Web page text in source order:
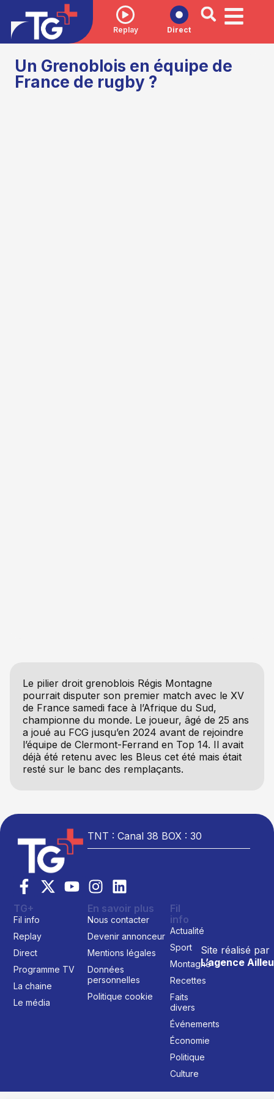
Replay Direct
Un Grenoblois en équipe de
France de rugby ?
Le pilier droit grenoblois Régis Montagne
pourrait disputer son premier match avec le XV
de France samedi face à l’Afrique du Sud,
championne du monde. Le joueur, âgé de 25 ans
a joué au FCG jusqu’en 2024 avant de rejoindre
l’équipe de Clermont-Ferrand en Top 14. Il avait
déjà été retenu avec les Bleus cet été mais était
resté sur le banc des remplaçants.
TNT : Canal 38 BOX : 30
Site réalisé par
L’agence
TG+
Fil info
Replay
Direct
Programme TV
La chaine
Le média
En savoir plus
Nous contacter
Devenir annonceur
Mentions légales
Données
personnelles
Politique cookie
Fil
info
Actualité
Sport
Montagne
Recettes
Faits
divers
Événements
Économie
Politique
Culture